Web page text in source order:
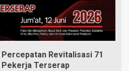
Revitalisasi 71
Pekerja Terserap